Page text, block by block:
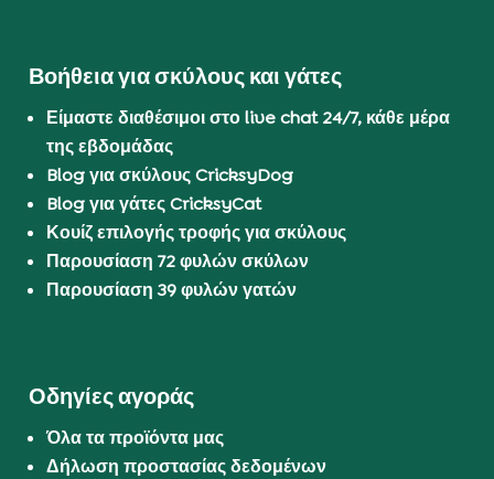
Βοήθεια για σκύλους και γάτες
Είμαστε διαθέσιμοι στο live chat 24/7, κάθε μέρα
της εβδομάδας
Blog για σκύλους CricksyDog
Blog για γάτες CricksyCat
Κουίζ επιλογής τροφής για σκύλους
Παρουσίαση 72 φυλών σκύλων
Παρουσίαση 39 φυλών γατών
Οδηγίες αγοράς
Όλα τα προϊόντα μας
Δήλωση προστασίας δεδομένων